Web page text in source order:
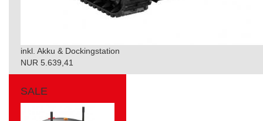
inkl. Akku & Dockingstation
NUR 5.639,41
SALE